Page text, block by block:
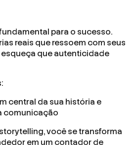
para o sucesso.
reais que ressoem com seus
esqueça que autenticidade
central da sua história e
comunicação
você se transforma
em um contador de